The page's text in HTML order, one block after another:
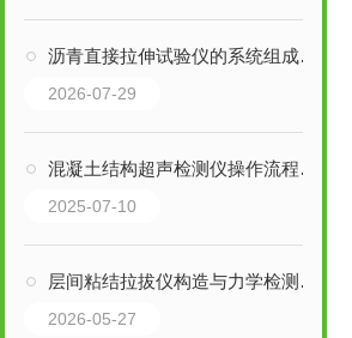
沥青直接拉伸试验仪的系统组成及功能特点
2026-07-29
混凝土结构超声检测仪操作流程关键要点
2025-07-10
层间粘结拉拔仪构造与力学检测原理详解
2026-05-27